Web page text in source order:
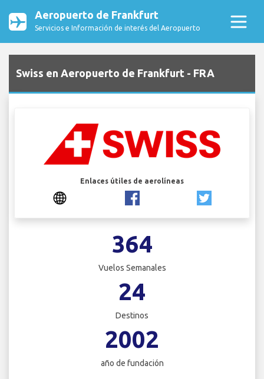
Aeropuerto de Frankfurt
Servicios e Información de interés del Aeropuerto
Swiss en Aeropuerto de Frankfurt - FRA
Enlaces útiles de aerolíneas
364
Vuelos Semanales
24
Destinos
2002
año de fundación